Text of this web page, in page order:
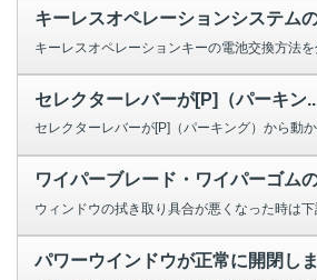
キーレスオペレーションシステム
セレクターレバーが[P]（パーキン
ワイパーブレード・ワイパーゴム
パワーウインドウが正常に開閉し